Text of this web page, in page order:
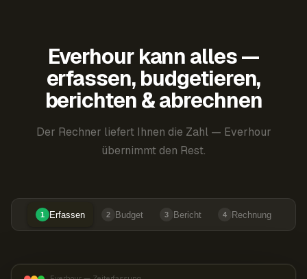
Everhour kann alles —
erfassen, budgetieren,
berichten & abrechnen
Der Rechner liefert Ihnen die Zahl — Everhour
übernimmt den Rest.
1 Erfassen 2 Budget 3 Bericht 4 Rechnung